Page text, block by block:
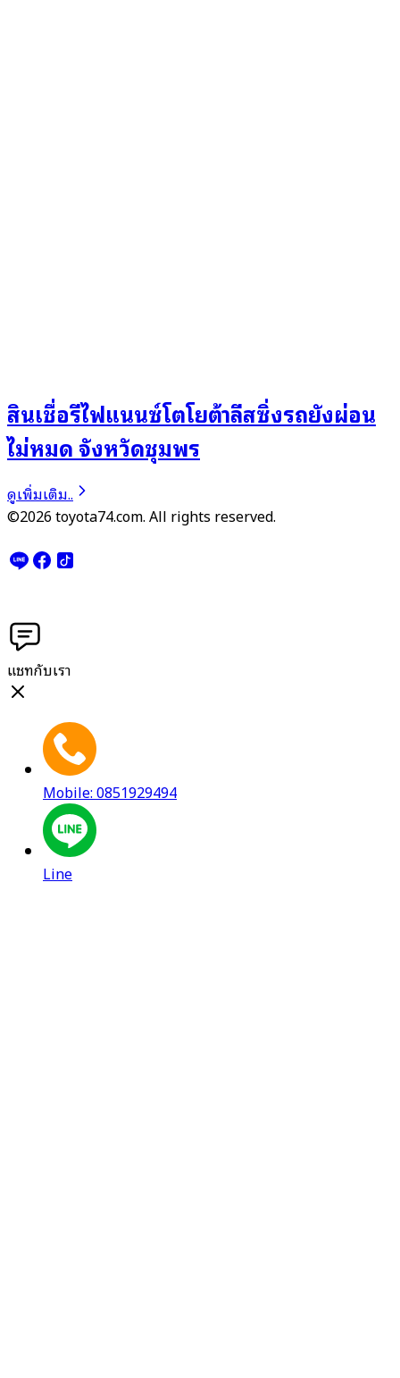
สินเชื่อรีไฟแนนซ์โตโยต้าลีสซิ่งรถยังผ่อน
ไม่หมด จังหวัดชุมพร
ดูเพิ่มเติม..
©2026 toyota74.com. All rights reserved.
แชทกับเรา
Mobile: 0851929494
Line